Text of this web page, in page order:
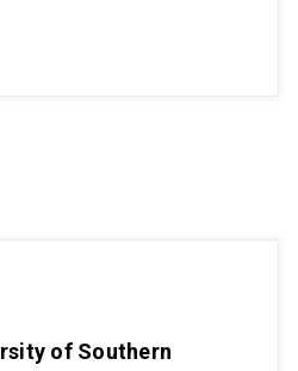
of Southern